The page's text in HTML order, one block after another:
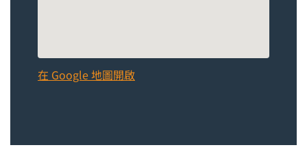
在 Google 地圖開啟